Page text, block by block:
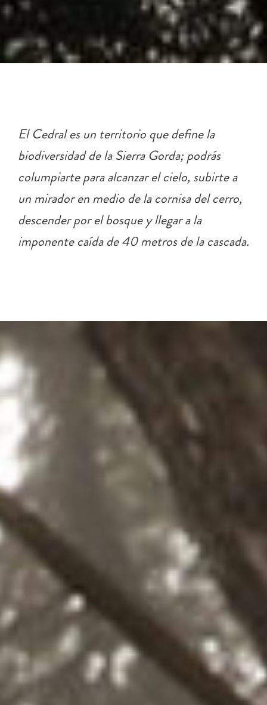
El Cedral es un territorio que define la
biodiversidad de la Sierra Gorda; podrás
columpiarte para alcanzar el cielo, subirte a
un mirador en medio de la cornisa del cerro,
descender por el bosque y llegar a la
imponente caída de 40 metros de la cascada.